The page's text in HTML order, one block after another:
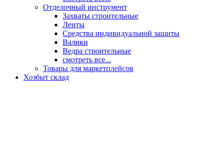
Отделочный инструмент
Захваты строительные
Ленты
Средства индивидуальной защиты
Валики
Ведра строительные
смотреть все...
Товары для маркетплейсов
Хозбыт склад